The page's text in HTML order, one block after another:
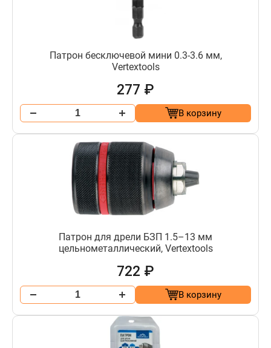
Патрон бесключевой мини 0.3-3.6 мм,
Vertextools
277 ₽
В корзину
Патрон для дрели БЗП 1.5–13 мм
цельнометаллический, Vertextools
722 ₽
В корзину